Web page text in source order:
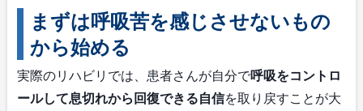
まずは呼吸苦を感じさせないもの
から始める
実際のリハビリでは、患者さんが自分で呼吸をコントロ
ールして息切れから回復できる自信を取り戻すことが大